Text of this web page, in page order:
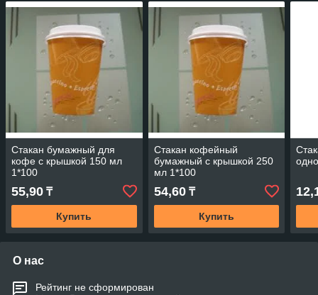
Стакан бумажный для
кофе с крышкой 150 мл
1*100
55,90 ₸
Купить
Стакан кофейный
бумажный с крышкой 250
мл 1*100
54,60₸
Купить
О нас
Рейтинг не сформирован